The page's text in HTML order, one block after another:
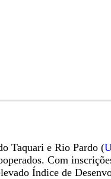
Taquari e Rio Pardo (
Com
Índice de